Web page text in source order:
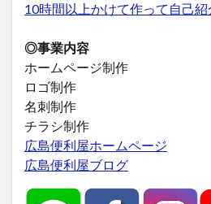
10時間以上かけて作って自己
◎事業内容
ホームページ制作
ロゴ制作
名刺制作
チラシ制作
広島便利屋ホームページ
広島便利屋ブログ